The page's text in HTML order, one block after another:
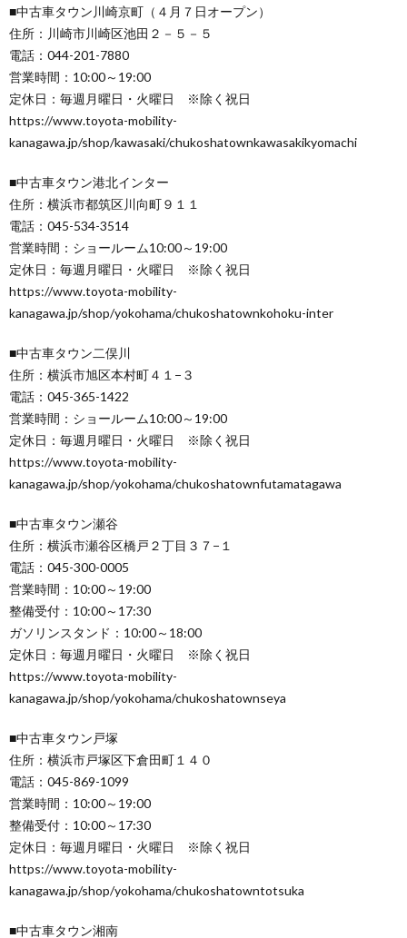
■中古車タウン川崎京町（４月７日オープン）
住所：川崎市川崎区池田２－５－５
電話：044-201-7880
営業時間：10:00～19:00
定休日：毎週月曜日・火曜日 ※除く祝日
https://www.toyota-mobility-
kanagawa.jp/shop/kawasaki/chukoshatownkawasakikyomachi
■中古車タウン港北インター
住所：横浜市都筑区川向町９１１
電話：045-534-3514
営業時間：ショールーム10:00～19:00
定休日：毎週月曜日・火曜日 ※除く祝日
https://www.toyota-mobility-
kanagawa.jp/shop/yokohama/chukoshatownkohoku-inter
■中古車タウン二俣川
住所：横浜市旭区本村町４１−３
電話：045-365-1422
営業時間：ショールーム10:00～19:00
定休日：毎週月曜日・火曜日 ※除く祝日
https://www.toyota-mobility-
kanagawa.jp/shop/yokohama/chukoshatownfutamatagawa
■中古車タウン瀬谷
住所：横浜市瀬谷区橋戸２丁目３７−１
電話：045-300-0005
営業時間：10:00～19:00
整備受付：10:00～17:30
ガソリンスタンド：10:00～18:00
定休日：毎週月曜日・火曜日 ※除く祝日
https://www.toyota-mobility-
kanagawa.jp/shop/yokohama/chukoshatownseya
■中古車タウン戸塚
住所：横浜市戸塚区下倉田町１４０
電話：045-869-1099
営業時間：10:00～19:00
整備受付：10:00～17:30
定休日：毎週月曜日・火曜日 ※除く祝日
https://www.toyota-mobility-
kanagawa.jp/shop/yokohama/chukoshatowntotsuka
■中古車タウン湘南